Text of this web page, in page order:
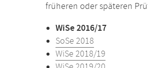
früheren oder späteren
WiSe 2016/17
SoSe 2018
WiSe 2018/19